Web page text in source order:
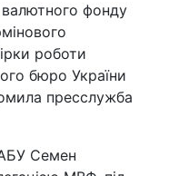
фонду
роботи
бюро України
пресслужба
Семен